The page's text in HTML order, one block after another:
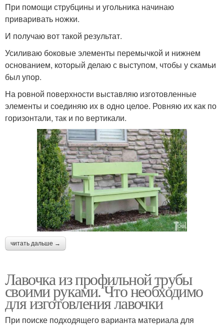
При помощи струбцины и угольника начинаю
приваривать ножки.
И получаю вот такой результат.
Усиливаю боковые элементы перемычкой и нижнем
основанием, который делаю с выступом, чтобы у скамьи
был упор.
На ровной поверхности выставляю изготовленные
элементы и соединяю их в одно целое. Ровняю их как по
горизонтали, так и по вертикали.
читать дальше →
Лавочка из профильной трубы
своими руками. Что необходимо
для изготовления лавочки
При поиске подходящего варианта материала для